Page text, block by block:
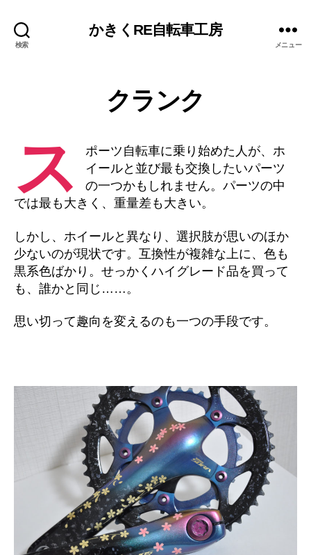
検索
かきくRE自転車工房
メニュー
クランク
ス
ポーツ自転車に乗り始めた人が、ホ
イールと並び最も交換したいパーツ
の一つかもしれません。パーツの中
では最も大きく、重量差も大きい。
しかし、ホイールと異なり、選択肢が思いのほか
少ないのが現状です。互換性が複雑な上に、色も
黒系色ばかり。せっかくハイグレード品を買って
も、誰かと同じ……。
思い切って趣向を変えるのも一つの手段です。